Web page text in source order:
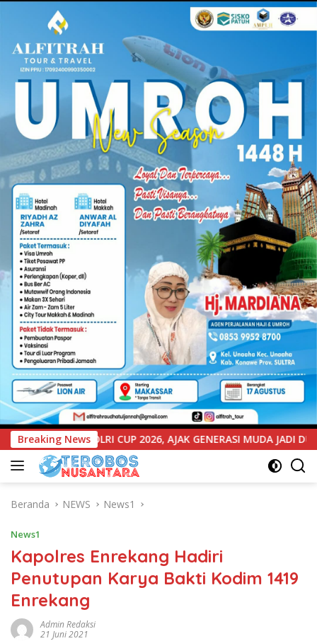
Breaking News
GENERASI MUDA JADI DUTA KAMTIBMAS DAN AKTIF
Beranda NEWS News1
News1
Kapolres Enrekang Hadiri
Penutupan Karya Bakti Kodim 1419
Enrekang
Admin Redaksi
21 Juni 2021